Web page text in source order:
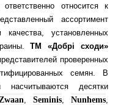
относится к
ассортимент
качества, установленных
ТМ «Добрі сходи»
проверенных
семян. В
насчитываются десятки
,Seminis ,Nunhems